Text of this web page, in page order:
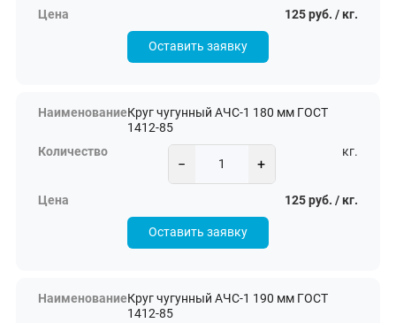
125 руб. / кг.
Оставить заявку
Круг чугунный АЧС-1 180 мм ГОСТ
1412-85
− +
кг.
125 руб. / кг.
Оставить заявку
Круг чугунный АЧС-1 190 мм ГОСТ
1412-85